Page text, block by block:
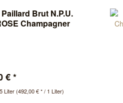
Brut N.P.U.
Champagner
€ *
Liter(492,00 € * / 1 Liter)